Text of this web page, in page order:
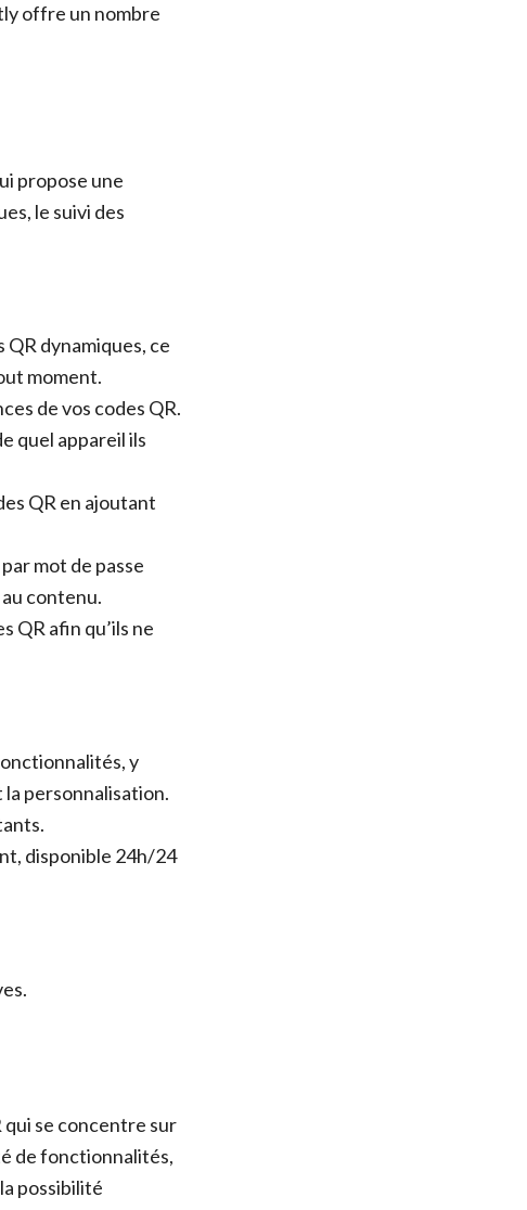
offre un nombre
propose une
le suivi des
dynamiques, ce
moment.
de vos codes QR.
quel appareil ils
QR en ajoutant
mot de passe
contenu.
QR afin qu’ils ne
y
la personnalisation.
disponible 24h/24
se concentre sur
de fonctionnalités,
possibilité